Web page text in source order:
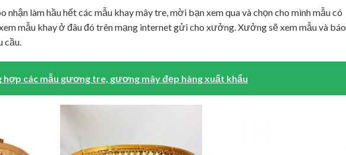
nhận làm hầu hết các mẫu khay mây tre, mời bạn xem qua và chọn cho mình mẫu có
mẫu khay ở đâu đó trên mạng internet gửi cho xưởng. Xưởng sẽ xem mẫu và báo
cầu.
hợp các mẫu gương tre, gương mây đẹp hàng xuất khẩu